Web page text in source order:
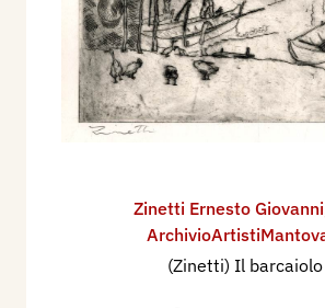
Zinetti Ernesto Giovanni
(Zinetti) Il barcaiolo